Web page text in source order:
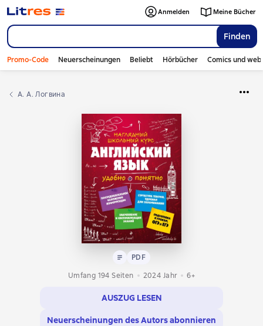
Finden
Anmelden Meine Bücher
Promo-Code Neuerscheinungen Beliebt Hörbücher Comics und
А. А. Логвина
Text PDF
PDF
Umfang 194 Seiten
2024 Jahr 6+
AUSZUG LESEN
Neuerscheinungen des Autors abonnieren